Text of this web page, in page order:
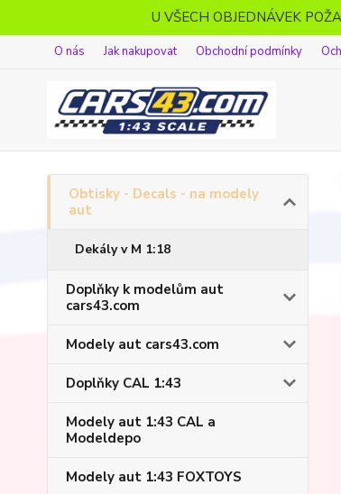
U VŠECH OBJEDNÁVEK
O nás Jak nakupovat Obchodní podmínky
Obtisky - Decals - na modely
aut
Dekály v M 1:18
Doplňky k modelům aut
cars43.com
Modely aut cars43.com
Doplňky CAL 1:43
Modely aut 1:43 CAL a
Modeldepo
Modely aut 1:43 FOXTOYS